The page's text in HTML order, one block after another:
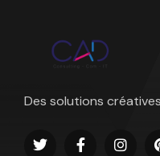
Des solutions